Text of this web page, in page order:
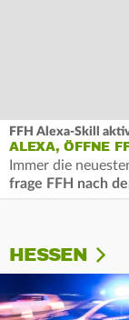
FFH Alexa-Skill
ALEXA, ÖFFNE
Immer die
frage FFH nach
HESSEN